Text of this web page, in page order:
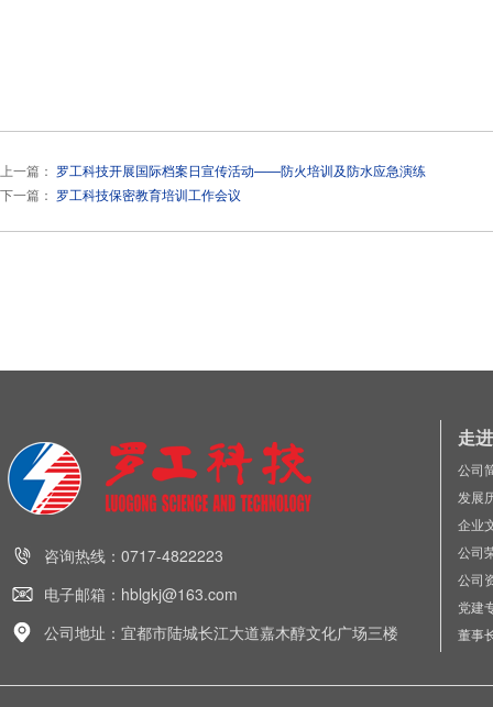
上一篇： 罗工科技开展国际档案日宣传活动——防火培训及防水应急演练
下一篇： 罗工科技保密教育培训工作会议
咨询热线：0717-4822223
电子邮箱：hblgkj@163.com
公司地址：宜都市陆城长江大道嘉木醇文化广场三楼
走
公司
发展
企业
公司
公司
党建
董事